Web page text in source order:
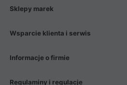
Sklepy marek
Wsparcie klienta i serwis
Informacje o firmie
Regulaminy i regulacje